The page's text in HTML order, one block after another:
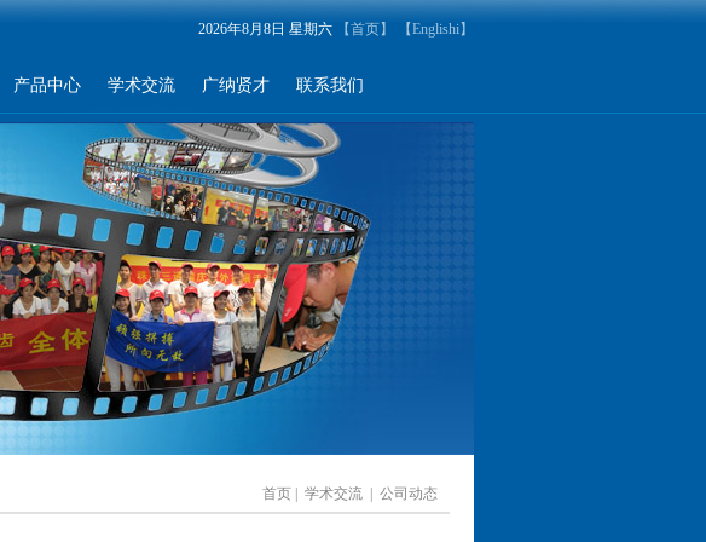
2026年8月8日 星期六 【首页】 【Englishi】
产品中心 学术交流 广纳贤才 联系我们
首页 学术交流 | 公司动态